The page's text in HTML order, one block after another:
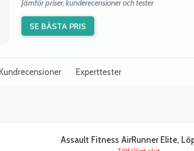
Jämför priser, kunderecensioner och tester
SE BÄSTA PRIS
Kundrecensioner Experttester
Assault Fitness AirRunner Elite,